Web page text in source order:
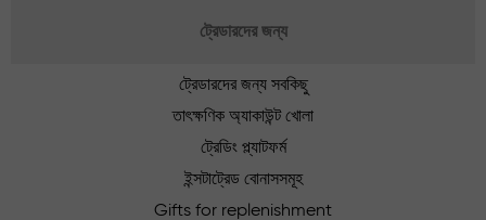
ট্রেডারদের জন্য
ট্রেডারদের জন্য সবকিছু
তাৎক্ষণিক অ্যাকাউন্ট খোলা
ট্রেডিং প্ল্যাটফর্ম
ইন্সটাট্রেড বোনাসসমূহ
Gifts for replenishment